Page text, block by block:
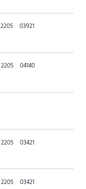
2205 03921
2205 04140
2205 03421
2205 03421